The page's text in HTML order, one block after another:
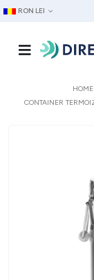
RON LEI
HOME
CONTAINER